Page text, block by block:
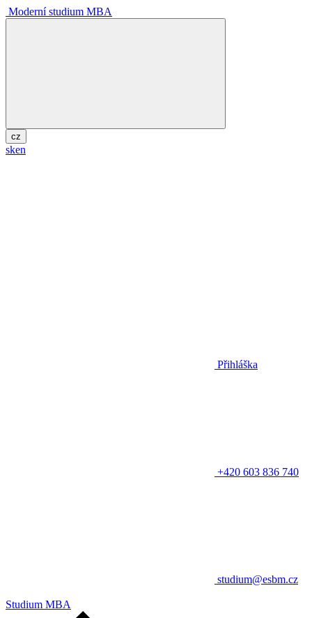
Moderní studium MBA
cz
sken
Přihláška
+420 603 836 740
studium@esbm.cz
Studium MBA